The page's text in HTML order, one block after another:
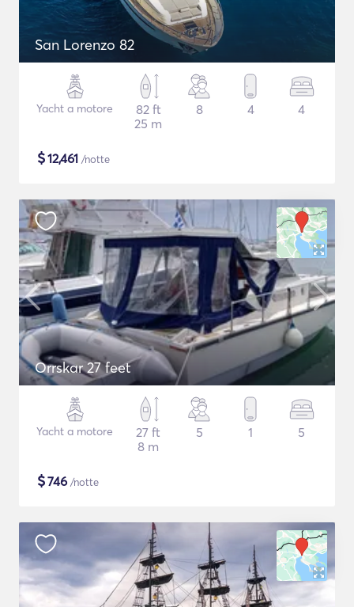
San Lorenzo 82
Yacht a motore
82 ft
25 m
8 4 4
$12,461 /notte
Orrskar 27 feet
Yacht a motore
27 ft
8 m
5 1 5
$746 /notte